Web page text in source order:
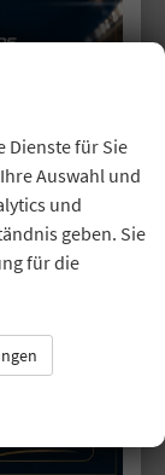
Dienste für Sie
Auswahl und
und
geben. Sie
für die